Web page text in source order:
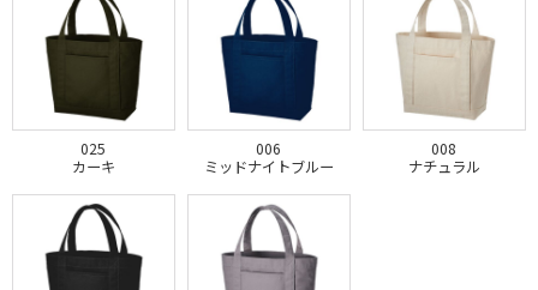
025
カーキ
006
ミッドナイトブルー
008
ナチュラル